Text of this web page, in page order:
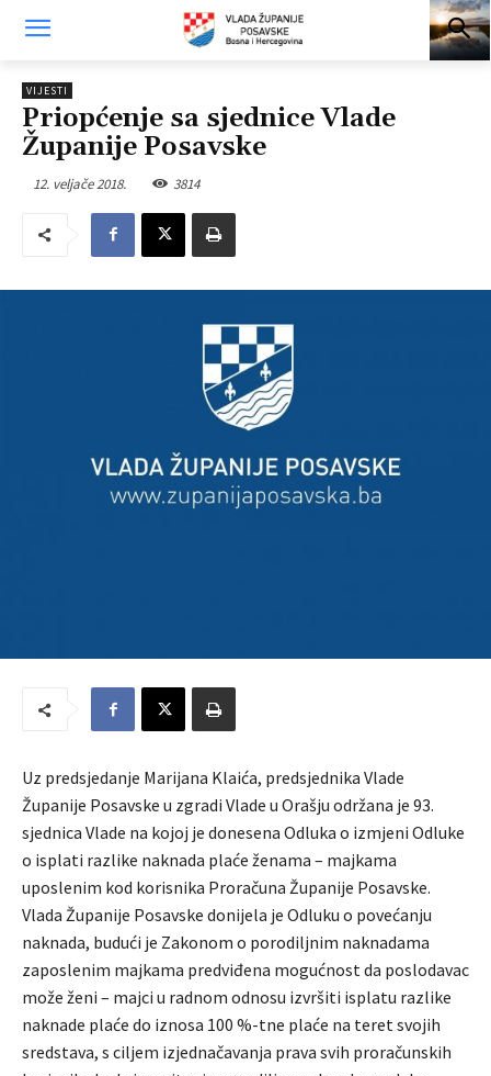
VIJESTI
Priopćenje sa sjednice Vlade
Županije Posavske
12. veljače 2018. 3814
Uz predsjedanje Marijana Klaića, predsjednika Vlade
Županije Posavske u zgradi Vlade u Orašju održana je 93.
sjednica Vlade na kojoj je donesena Odluka o izmjeni Odluke
o isplati razlike naknada plaće ženama – majkama
uposlenim kod korisnika Proračuna Županije Posavske.
Vlada Županije Posavske donijela je Odluku o povećanju
naknada, budući je Zakonom o porodiljnim naknadama
zaposlenim majkama predviđena mogućnost da poslodavac
može ženi – majci u radnom odnosu izvršiti isplatu razlike
naknade plaće do iznosa 100 %-tne plaće na teret svojih
sredstava, s ciljem izjednačavanja prava svih proračunskih